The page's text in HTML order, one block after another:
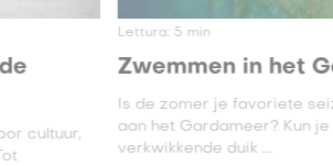
cultuur,
Lettura: 5 min
Zwemmen in het
Is de zomer je favoriete
aan het Gardameer? Kun
verkwikkende duik ...